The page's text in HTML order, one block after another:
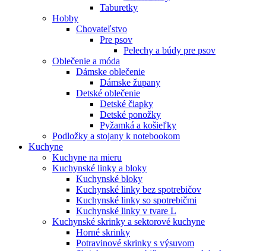
Taburetky
Hobby
Chovateľstvo
Pre psov
Pelechy a búdy pre psov
Oblečenie a móda
Dámske oblečenie
Dámske župany
Detské oblečenie
Detské čiapky
Detské ponožky
Pyžamká a košieľky
Podložky a stojany k notebookom
Kuchyne
Kuchyne na mieru
Kuchynské linky a bloky
Kuchynské bloky
Kuchynské linky bez spotrebičov
Kuchynské linky so spotrebičmi
Kuchynské linky v tvare L
Kuchynské skrinky a sektorové kuchyne
Horné skrinky
Potravinové skrinky s výsuvom